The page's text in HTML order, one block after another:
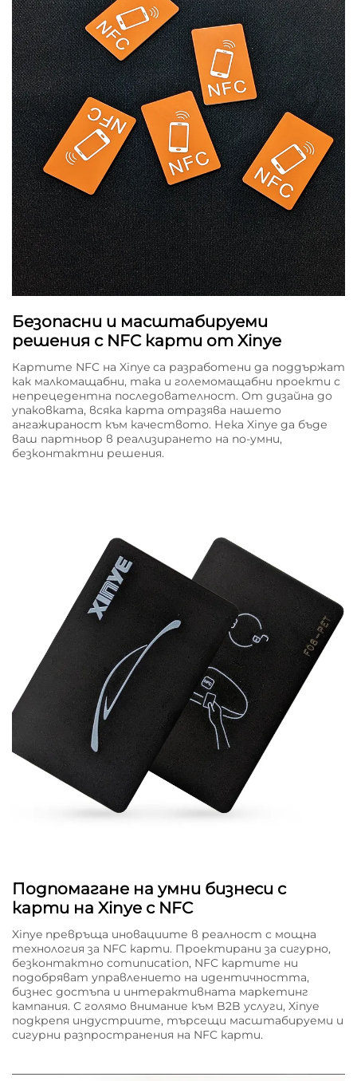
Безопасни и масштабируеми
решения с NFC карти от Xinye
Картите NFC на Xinye са разработени да поддържат
как малкомащабни, така и големомащабни проекти с
непрецедентна последователност. От дизайна до
упаковката, всяка карта отразява нашето
ангажираност към качеството. Нека Xinye да бъде
ваш партньор в реализирането на по-умни,
безконтактни решения.
Подпомагане на умни бизнеси с
карти на Xinye с NFC
Xinye превръща иновациите в реалност с мощна
технология за NFC карти. Проектирани за сигурно,
безконтактно comunucation, NFC картите ни
подобряват управлението на идентичността,
бизнес достъпа и интерактивната маркетинг
кампания. С голямо внимание към B2B услуги, Xinye
подкрепя индустриите, търсещи масштабируеми и
сигурни разпространения на NFC карти.